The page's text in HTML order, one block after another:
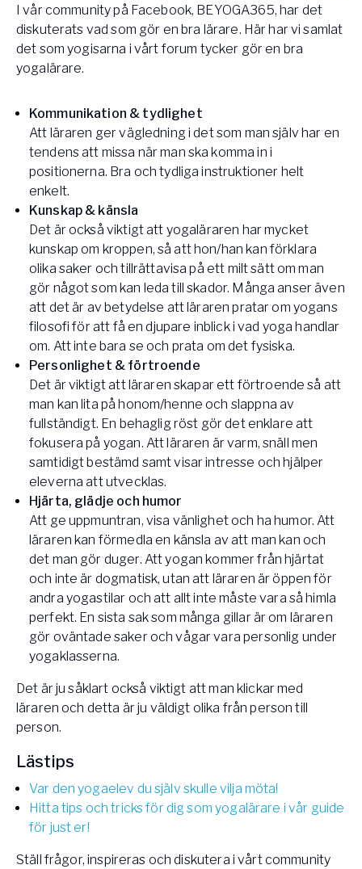
Vården – Yogobe Health & Care
Så stöttar Yogobe patienter, förskrivare och sjukvården
FaR
Fysisk aktivitet på recept
Stöd till arbetsgivare, försäkringsbolag & organisationer
Arbetsgivare
Pausa Smart
Yogobe för yogalärare
Hotell & Konferens
I vår community på Facebook, BEYOGA365, har det
diskuterats vad som gör en bra lärare. Här har vi samlat
det som yogisarna i vårt forum tycker gör en bra
yogalärare.
Kommunikation & tydlighet
Att läraren ger vägledning i det som man själv har en
tendens att missa när man ska komma in i
positionerna. Bra och tydliga instruktioner helt
enkelt.
Kunskap & känsla
Det är också viktigt att yogaläraren har mycket
kunskap om kroppen, så att hon/han kan förklara
olika saker och tillrättavisa på ett milt sätt om man
gör något som kan leda till skador. Många anser även
att det är av betydelse att läraren pratar om yogans
filosofi för att få en djupare inblick i vad yoga handlar
om. Att inte bara se och prata om det fysiska.
Personlighet & förtroende
Det är viktigt att läraren skapar ett förtroende så att
man kan lita på honom/henne och slappna av
fullständigt. En behaglig röst gör det enklare att
fokusera på yogan. Att läraren är varm, snäll men
samtidigt bestämd samt visar intresse och hjälper
eleverna att utvecklas.
Hjärta, glädje och humor
Att ge uppmuntran, visa vänlighet och ha humor. Att
läraren kan förmedla en känsla av att man kan och
det man gör duger. Att yogan kommer från hjärtat
och inte är dogmatisk, utan att läraren är öppen för
andra yogastilar och att allt inte måste vara så himla
perfekt. En sista sak som många gillar är om läraren
gör oväntade saker och vågar vara personlig under
yogaklasserna.
Det är ju såklart också viktigt att man klickar med
läraren och detta är ju väldigt olika från person till
person.
Lästips
Var den yogaelev du själv skulle vilja möta!
Hitta tips och tricks för dig som yogalärare i vår guide
för just er!
Ställ frågor, inspireras och diskutera i vårt community